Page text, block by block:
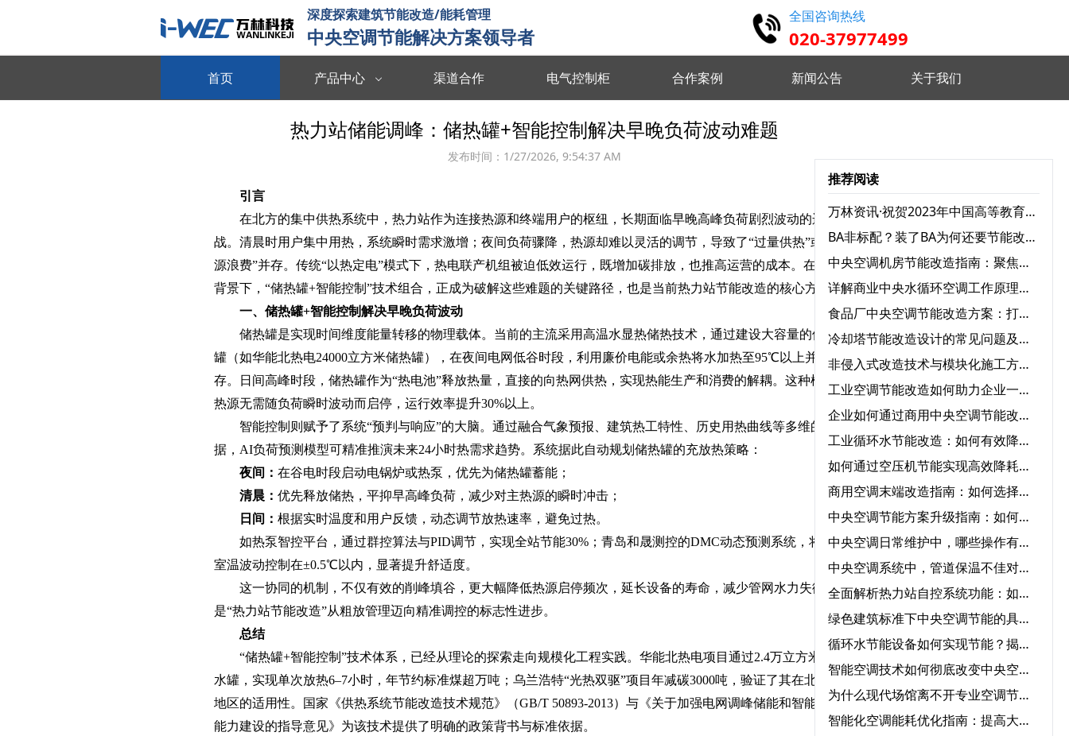
深度探索建筑节能改造/能耗管理
中央空调节能解决方案领导者
全国咨询热线
020-37977499
首页 产品中心
跨系统协同 全域数据整合 多维度分析决策
数据中台
海量数据集成/管理/分析/共享
数字孪生
全要素可视化 高精度仿真 设计认证维护
动态数据采集 需求智能调控 多能源协同管理 故障预测识别 实时监控分析 优化设备状态
智慧节能
全维度能耗监测 自适应调节策略 设计与运维联
动
智慧暖通
温度自动调节 改善空气质量 提升节能效率
智慧消防
实时监测预警 远程指挥控制 智能分析决策
楼宇智控
多维度数据分析 自定义监测需求 灵活配置任务
智慧档案
档案管理 库房环控 数字化加工整理
分体空调
远程自动控制 统一集中管理 自动调节温度
渠道合作 电气控制柜 合作案例 新闻公告 关于我们
热力站储能调峰：储热罐+智能控制解决早晚负荷波动难题‌
发布时间： 1/27/2026, 9:54:37 AM
引言‌
在北方的集中供热系统中，热力站作为连接热源和终端用户的枢纽，长期面临早晚高峰负荷剧烈波动的运行挑
战。清晨时用户集中用热，系统瞬时需求激增；夜间负荷骤降，热源却难以灵活的调节，导致了“过量供热”或者“能
源浪费”并存。传统“以热定电”模式下，热电联产机组被迫低效运行，既增加碳排放，也推高运营的成本。在这样的
背景下，“储热罐+智能控制”技术组合，正成为破解这些难题的关键路径，也是当前热力站节能改造的核心方向。
一、储热罐+智能控制解决早晚负荷波动‌
储热罐‌是实现时间维度能量转移的物理载体。当前的主流采用‌高温水显热储热‌技术，通过建设大容量的储热水
罐（如华能北热电24000立方米储热罐），在夜间电网低谷时段，利用廉价电能或余热将水加热至95℃以上并储
存。日间高峰时段，储热罐作为“热电池”释放热量，直接的向热网供热，实现‌热能生产和消费的解耦‌。这种模式使
热源无需随负荷瞬时波动而启停，运行效率提升30%以上。
智能控制‌则赋予了系统“预判与响应”的大脑。通过融合‌气象预报、建筑热工特性、历史用热曲线‌等多维的数
据，AI负荷预测模型可精准推演未来24小时热需求趋势。系统据此自动规划储热罐的充放热策略：
夜间‌： 在谷电时段启动电锅炉或热泵，优先为储热罐蓄能；
清晨‌： 优先释放储热，平抑早高峰负荷，减少对主热源的瞬时冲击；
日间‌： 根据实时温度和用户反馈，动态调节放热速率，避免过热。
如‌热泵智控平台‌，通过群控算法与PID调节，实现全站节能30%；‌青岛和晟测控‌的DMC动态预测系统，将用户
室温波动控制在±0.5℃以内，显著提升舒适度。
这一协同的机制，不仅有效‌的削峰填谷‌，更大幅降低热源启停频次，延长设备的寿命，减少管网水力失衡，
是“热力站节能改造”从粗放管理迈向精准调控的标志性进步。
总结‌
“储热罐+智能控制”技术体系，已经从理论的探索走向规模化工程实践。华能北热电项目通过2.4万立方米储热
水罐，实现单次放热6–7小时，年节约标准煤超万吨；乌兰浩特“光热双驱”项目年减碳3000吨，验证了其在北方寒冷
地区的适用性。国家《供热系统节能改造技术规范》（GB/T 50893-2013）与《关于加强电网调峰储能和智能化调度
能力建设的指导意见》为该技术提供了明确的政策背书与标准依据。
推荐阅读
万林资讯·祝贺2023年中国高等教育学会档案工作分会与广东省高校档案工作协会学术年会圆满召开
BA非标配？装了BA为何还要节能改造？
中央空调机房节能改造指南：聚焦三大耗电设备，实现能效跃升
详解商业中央水循环空调工作原理：为何舒适又高效？
食品厂中央空调节能改造方案：打造绿色节能生产环境
冷却塔节能改造设计的常见问题及解决方案
非侵入式改造技术与模块化施工方案在中央空调节能改造中的协同应用‌
工业空调节能改造如何助力企业一年节省50%能源成本？
企业如何通过商用中央空调节能改造实现低碳运营？
工业循环水节能改造：如何有效降低成本并提高效率？
如何通过空压机节能实现高效降耗与节能？
商用空调末端改造指南：如何选择节能改造公司提升冷暖效率
中央空调节能方案升级指南：如何快速实现节能转型？
中央空调日常维护中，哪些操作有助于降低能耗？‌
中央空调系统中，管道保温不佳对能耗的影响程度有多大？‌
全面解析热力站自控系统功能：如何优化供暖效率？‌
绿色建筑标准下中央空调节能的具体要求‌
循环水节能设备如何实现节能？揭秘核心技术与应用领域‌
智能空调技术如何彻底改变中央空调气流优化管理？‌
为什么现代场馆离不开专业空调节能服务？
智能化空调能耗优化指南：提高大型中央空调运行效率的必知方法‌